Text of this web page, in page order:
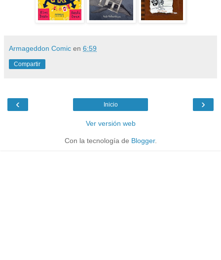
Armageddon Comic en 6:59
Compartir
‹ ›
Inicio
Ver versión web
Con la tecnología de Blogger.